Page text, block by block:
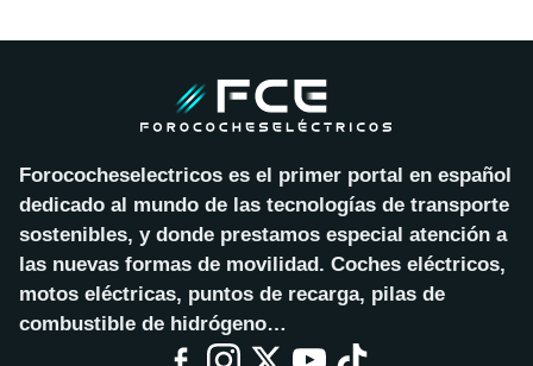
Forococheselectricos es el primer portal en español
dedicado al mundo de las tecnologías de transporte
sostenibles, y donde prestamos especial atención a
las nuevas formas de movilidad. Coches eléctricos,
motos eléctricas, puntos de recarga, pilas de
combustible de hidrógeno…